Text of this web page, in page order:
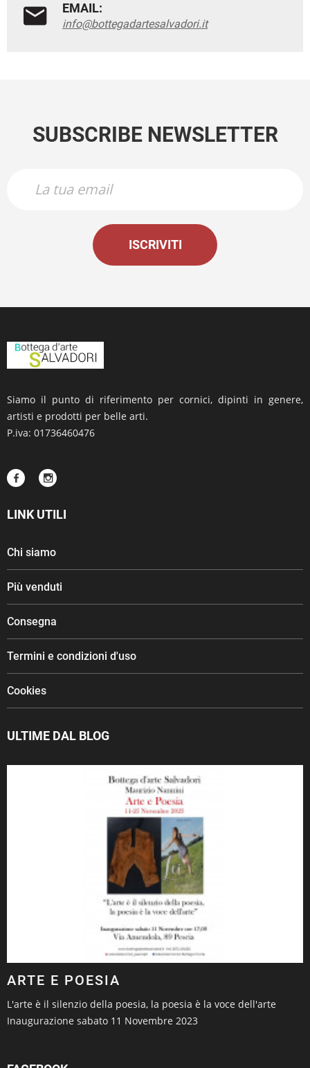
EMAIL:
info@bottegadartesalvadori.it
SUBSCRIBE NEWSLETTER
ISCRIVITI
Siamo il punto di riferimento per cornici, dipinti in genere,
artisti e prodotti per belle arti.
P.iva: 01736460476
LINK UTILI
Chi siamo
Più venduti
Consegna
Termini e condizioni d'uso
Cookies
ULTIME DAL BLOG
ARTE E POESIA
L'arte è il silenzio della poesia, la poesia è la voce dell'arte
Inaugurazione sabato 11 Novembre 2023